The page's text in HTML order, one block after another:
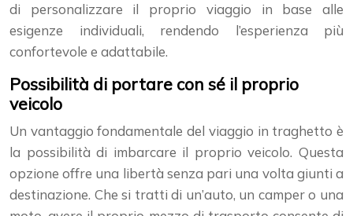
di personalizzare il proprio viaggio in base alle
esigenze individuali, rendendo l’esperienza più
confortevole e adattabile.
Possibilità di portare con sé il proprio
veicolo
Un vantaggio fondamentale del viaggio in traghetto è
la possibilità di imbarcare il proprio veicolo. Questa
opzione offre una libertà senza pari una volta giunti a
destinazione. Che si tratti di un’auto, un camper o una